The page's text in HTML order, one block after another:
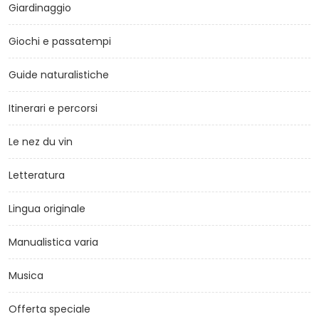
Giardinaggio
Giochi e passatempi
Guide naturalistiche
Itinerari e percorsi
Le nez du vin
Letteratura
Lingua originale
Manualistica varia
Musica
Offerta speciale